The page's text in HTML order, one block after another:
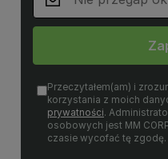
Przeczytałem(am) i
korzystania z moich
prywatności.
osobowych jest MM
czasie wycofać tę zgodę.